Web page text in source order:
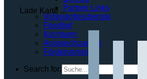
Partner Links
Videogottesdienste
Friedhof
Kirchturm
Ansprechpartner
Förderverein
Search for:
Lade Karte ...